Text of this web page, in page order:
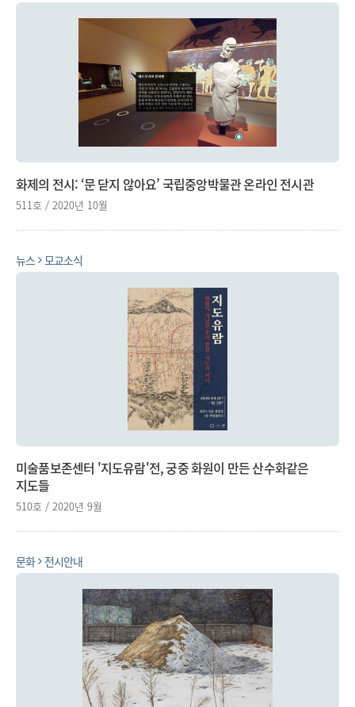
화제의 전시: ‘문 닫지 않아요’ 국립중앙박물관 온라인 전시관
511호 / 2020년 10월
뉴스 모교소식
미술품보존센터 '지도유람'전, 궁중 화원이 만든 산수화같은
지도들
510호 / 2020년 9월
문화 전시안내